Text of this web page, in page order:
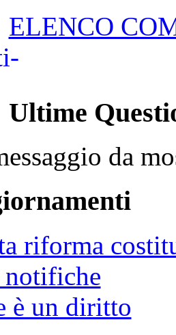
ELENCO
Ultime
da
riforma
notifiche
è un diritto